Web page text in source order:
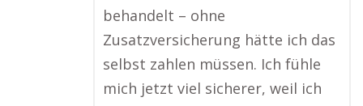
behandelt – ohne
Zusatzversicherung hätte ich das
selbst zahlen müssen. Ich fühle
mich jetzt viel sicherer, weil ich